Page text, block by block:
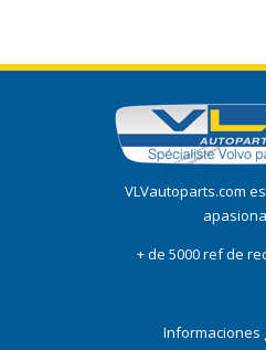
VLVautoparts.com
+ de 5000 ref de
Informaciones